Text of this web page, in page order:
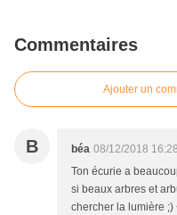
Commentaires
Ajouter un
B béa 08/12/2018 16:28
Ton écurie a
si beaux arbres et
chercher la lumière